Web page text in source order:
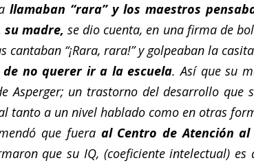
llamaban “rara” y los maestros
su madre,se dio cuenta, en una firma de
“¡Rara, rara!” y golpeaban la
no querer ir a la escuela. Así que su
Asperger; un trastorno del desarrollo
tanto a un nivel hablado como en otras
que fuera al Centro de Atención al
que su IQ, (coeficiente intelectual) es